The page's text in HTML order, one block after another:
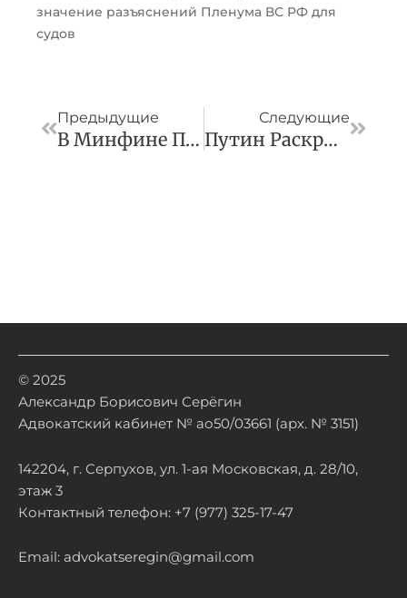
значение разъяснений Пленума ВС РФ для
судов
Предыдущие
В Минфине Поддержали Внешние Расчеты Намайненной В России
Следующие
Путин Раскрыл Детали О Маршруте ВСМ Между Москвой И Петербургом
© 2025
Александр Борисович Серёгин
Адвокатский кабинет № ао50/03661 (арх. № 3151)
142204, г. Серпухов, ул. 1-ая Московская, д. 28/10,
этаж 3
Контактный телефон: +7 (977) 325-17-47
Email: advokatseregin@gmail.com